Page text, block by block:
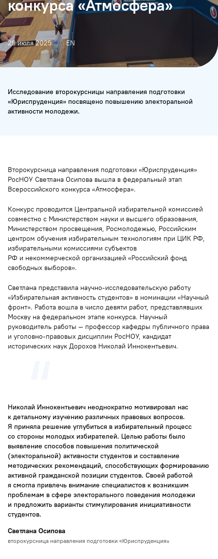
конкурса «Атмосфера»
29 июля 2025 EN
Исследование второкурсницы направления подготовки
«Юриспруденция» посвящено повышению электоральной
активности молодежи.
Второкурсница направления подготовки «Юриспруденция»
РосНОУ Светлана Осипова вышла в федеральный этап
Всероссийского конкурса «Атмосфера».
Конкурс проводится Центральной избирательной комиссией
совместно с Министерством науки и высшего образования,
Министерством просвещения, Росмолодежью, Российским
центром обучения избирательным технологиям при ЦИК РФ,
избирательными комиссиями субъектов
РФ и некоммерческой организацией «Российский фонд
свободных выборов».
Светлана представила научно-исследовательскую работу
«Избирательная активность студентов» в номинации «Научный
фронт». Работа вошла в число девяти работ, представлявших
Москву на федеральном этапе конкурса. Научный
руководитель работы — профессор кафедры публичного права
и уголовно-правовых дисциплин РосНОУ, кандидат
исторических наук Дорохов Николай Иннокентьевич.
Николай Иннокентьевич неоднократно мотивировал нас
к детальному изучению различных правовых вопросов.
Я приняла решение углубиться в избирательный процесс
со стороны молодых избирателей. Целью работы было
выявление способов повышения политической
(электоральной) активности студентов и составление
методических рекомендаций, способствующих формированию
активной гражданской позиции студентов. Своей работой
я смогла привлечь внимание специалистов к возникшим
проблемам в сфере электорального поведения молодежи
и предложить варианты стимулирования инициативности
студентов.
Светлана Осипова
второкурсница направления подготовки «Юриспруденция»